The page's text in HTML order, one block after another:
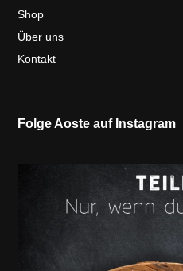
Shop
Über uns
Kontakt
Folge Aoste auf Instagram